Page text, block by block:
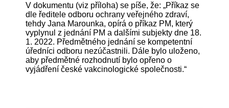
V dokumentu (viz příloha) se píše, že: „Příkaz se
dle ředitele odboru ochrany veřejného zdraví,
tehdy Jana Marounka, opírá o příkaz PM, který
vyplynul z jednání PM a dalšími subjekty dne 18.
1. 2022. Předmětného jednání se kompetentní
úředníci odboru nezúčastnili. Dále bylo uloženo,
aby předmětné rozhodnutí bylo opřeno o
vyjádření české vakcinologické společnosti.“